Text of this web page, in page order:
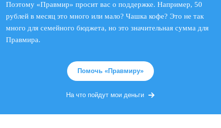
Поэтому «Правмир» просит вас о поддержке. Например, 50
рублей в месяц это много или мало? Чашка кофе? Это не так
много для семейного бюджета, но это значительная сумма для
Правмира.
Помочь «Правмиру»
На что пойдут мои деньги